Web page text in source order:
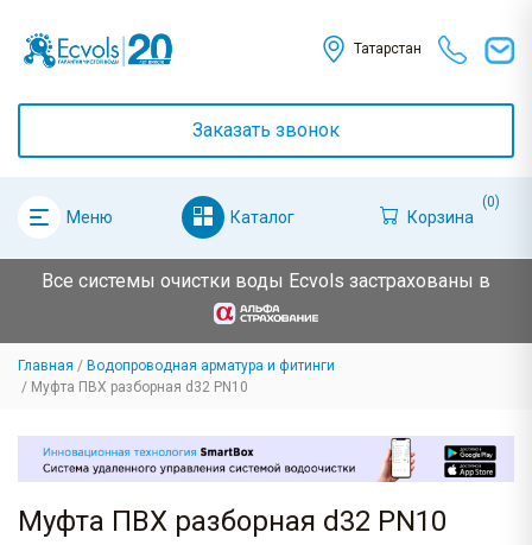
Татарстан
Заказать звонок
Меню Каталог Корзина
(0)
Все системы очистки воды Ecvols застрахованы в
Главная
Водопроводная арматура и фитинги
Муфта ПВХ разборная d32 PN10
Муфта ПВХ разборная d32 PN10